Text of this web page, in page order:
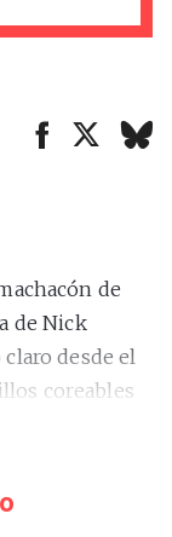
de
de Nick
desde el
coreables
negro.